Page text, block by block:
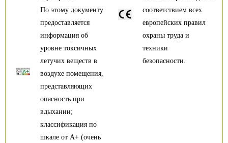
По этому документу
предоставляется
информация об
уровне токсичных
летучих веществ в
воздухе помещения,
представляющих
опасность при
вдыхании;
классификация по
шкале от А+ (очень
соответствием всех
европейских правил
охраны труда и
техники
безопасности.